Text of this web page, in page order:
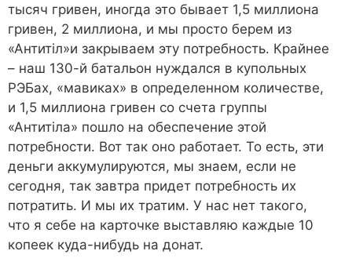
тысяч гривен, иногда это бывает 1,5 миллиона
гривен, 2 миллиона, и мы просто берем из
«Антитіл»и закрываем эту потребность. Крайнее
– наш 130-й батальон нуждался в купольных
РЭБах, «мавиках» в определенном количестве,
и 1,5 миллиона гривен со счета группы
«Антитіла» пошло на обеспечение этой
потребности. Вот так оно работает. То есть, эти
деньги аккумулируются, мы знаем, если не
сегодня, так завтра придет потребность их
потратить. И мы их тратим. У нас нет такого,
что я себе на карточке выставляю каждые 10
копеек куда-нибудь на донат.